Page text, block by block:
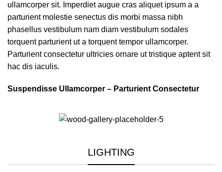
ullamcorper sit. Imperdiet augue cras aliquet ipsum a a
parturient molestie senectus dis morbi massa nibh
phasellus vestibulum nam diam vestibulum sodales
torquent parturient ut a torquent tempor ullamcorper.
Parturient consectetur ultricies ornare ut tristique aptent sit
hac dis iaculis.
Suspendisse Ullamcorper – Parturient Consectetur
LIGHTING